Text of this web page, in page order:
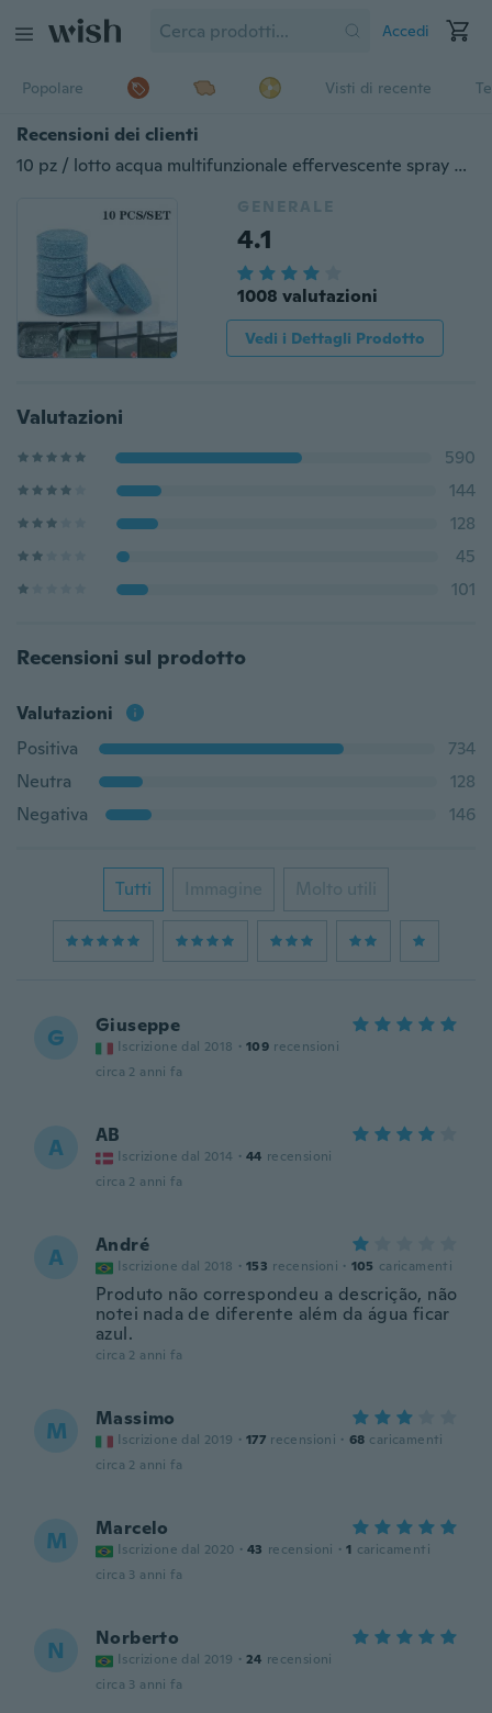
Accedi
Popolare Visti di recente
Recensioni dei clienti
10 pz / lotto acqua multifunzionale effervescente spray detergente concentrato pulizia della casa detergente per WC compresse di cloro punto pulito
GENERALE
4.1
1008 valutazioni
Vedi i Dettagli Prodotto
Valutazioni
590
144
128
45
101
Recensioni sul prodotto
Valutazioni
Positiva
734
Neutra
128
Negativa
146
Tutti Immagine Molto utili
G Giuseppe
Iscrizione dal 2018 · 109 recensioni
circa 2 anni fa
A AB
Iscrizione dal 2014 · 44 recensioni
circa 2 anni fa
A André
Iscrizione dal 2018 · 153 recensioni · 105 caricamenti
Produto não correspondeu a descrição, não
notei nada de diferente além da água ficar
azul.
circa 2 anni fa
M Massimo
Iscrizione dal 2019 · 177 recensioni · 68 caricamenti
circa 2 anni fa
M Marcelo
Iscrizione dal 2020 · 43 recensioni · 1 caricamenti
circa 3 anni fa
N Norberto
Iscrizione dal 2019 · 24 recensioni
circa 3 anni fa